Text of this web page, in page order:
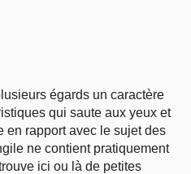
égards un caractère
qui saute aux yeux et
en rapport avec le sujet des
ne contient pratiquement
ici ou là de petites